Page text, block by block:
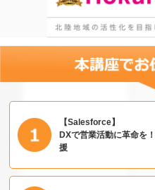
【Salesforce】
DXで営業活動に革命を
援